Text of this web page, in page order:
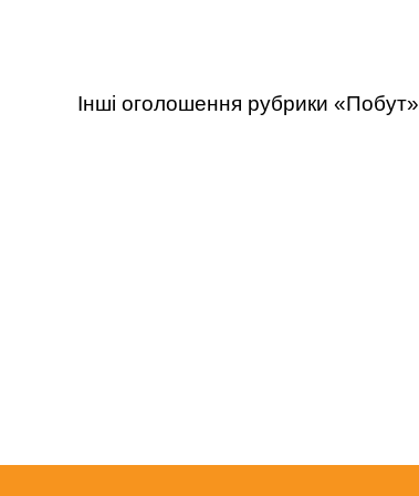
Інші оголошення рубрики «Побут»